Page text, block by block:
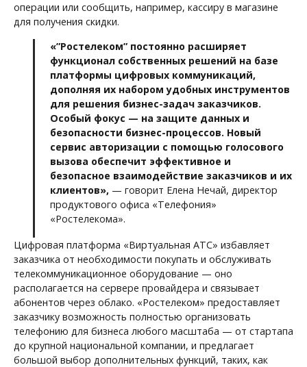
операции или сообщить, например, кассиру в магазине
для получения скидки.
«”Ростелеком” постоянно расширяет
функционал собственных решений на базе
платформы цифровых коммуникаций,
дополняя их набором удобных инструментов
для решения бизнес-задач заказчиков.
Особый фокус — на защите данных и
безопасности бизнес-процессов. Новый
сервис авторизации с помощью голосового
вызова обеспечит эффективное и
безопасное взаимодействие заказчиков и их
клиентов», — говорит Елена Нечай, директор
продуктового офиса «Телефония»
«Ростелекома».
Цифровая платформа «Виртуальная АТС» избавляет
заказчика от необходимости покупать и обслуживать
телекоммуникационное оборудование — оно
располагается на сервере провайдера и связывает
абонентов через облако. «Ростелеком» предоставляет
заказчику возможность полностью организовать
телефонию для бизнеса любого масштаба — от стартапа
до крупной национальной компании, и предлагает
большой выбор дополнительных функций, таких, как